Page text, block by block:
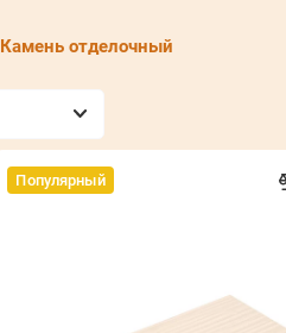
Камень отделочный
Популярный